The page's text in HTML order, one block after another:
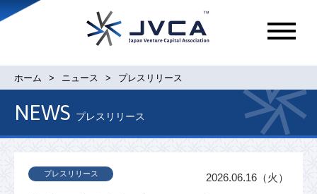
メ
ュ
ホーム ニュース プレスリリース
NEWS プレスリリース
プレスリリース 2026.06.16（火）